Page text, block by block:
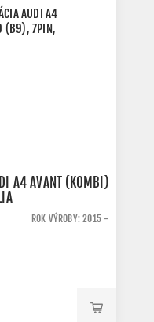
A4 AVANT (KOMBI)
ROK VÝROBY: 2015 -